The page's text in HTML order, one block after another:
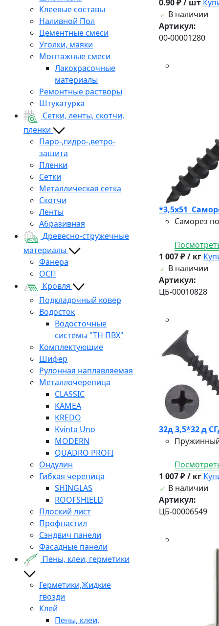
Клеевые составы
Наливной Пол
Цементные смеси
Уголки, маяки
Монтажные смеси
Лакокрасочные
материалы
Ремонтные растворы
Штукатурка
Сетки, ленты, скотчи,
пленки
Паро-,гидро-,ветро-
защита
Пленки
Сетки
Металлическая сетка
Скотчи
Ленты
Абразивная
Древесно-стружечные
материалы
Фанера
ОСП
Кровля
Подкладочный ковер
Водосток
Водосточные
системы "ТН ПВХ"
Комплектующие
Шифер
Рулонная наплавляемая
Металлочерепица
CLASSIC
KAMEA
KREDO
Kvinta Uno
MODERN
QUADRO PROFI
Ондулин
Гибкая черепица
SHINGLAS
ROOFSHIELD
Плоский лист
Профнастил
Сэндвич панели
Фасадные панели
Пены, клеи, герметики
Герметики,Жидкие
гвозди
Клей
Пены, клеи,
0.90 ₽ / шт
В наличии
Артикул:
00-00001280
*3,5х51
Саморез
1 007 ₽ / кг
В наличии
Артикул:
ЦБ-00010828
32д 3,5*32 д
Пружинный
1 007 ₽ / кг
В наличии
Артикул:
ЦБ-00006549